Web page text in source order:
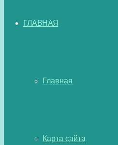
ГЛАВНАЯ
Главная
Карта сайта